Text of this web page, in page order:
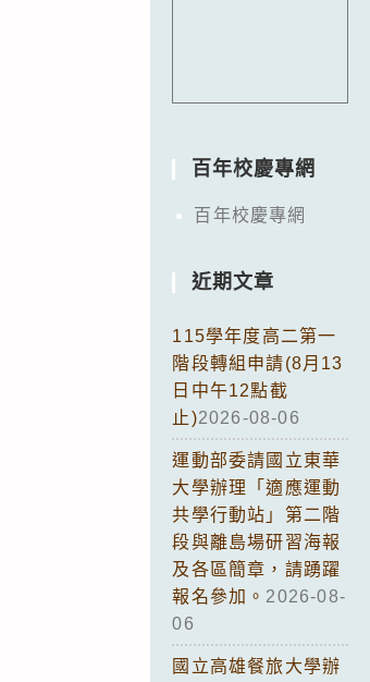
百年校慶專網
百年校慶專網
近期文章
115學年度高二第一
階段轉組申請(8月13
日中午12點截
止)2026-08-06
運動部委請國立東華
大學辦理「適應運動
共學行動站」第二階
段與離島場研習海報
及各區簡章，請踴躍
報名參加。 2026-08-
06
國立高雄餐旅大學辦